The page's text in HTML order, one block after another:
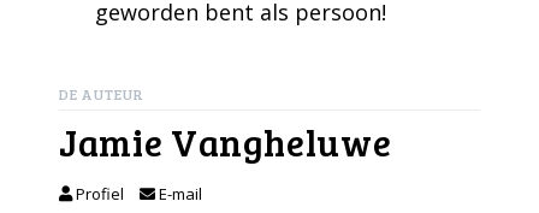
geworden bent als persoon!
DE AUTEUR
Jamie Vangheluwe
Profiel E-mail